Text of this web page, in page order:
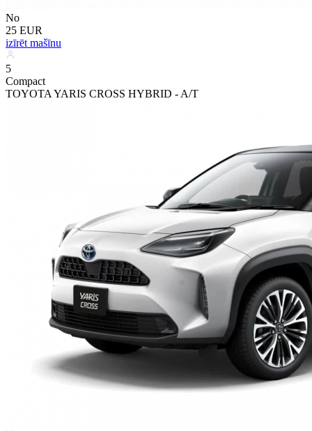
No
25 EUR
izīrēt mašīnu
5
Compact
TOYOTA YARIS CROSS HYBRID - A/T